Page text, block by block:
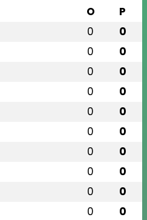
O P
0 0
0 0
0 0
0 0
0 0
0 0
0 0
0 0
0 0
0 0